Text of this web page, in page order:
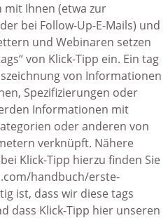
mit Ihnen (etwa zur
bei Follow-Up-E-Mails) und
und Webinaren setzen
von Klick-Tipp ein. Ein tag
von Informationen
Spezifizierungen oder
Informationen mit
oder anderen von
verknüpft. Nähere
Klick-Tipp hierzu finden Sie
handbuch/erste-
ist, dass wir diese tags
dass Klick-Tipp hier unseren